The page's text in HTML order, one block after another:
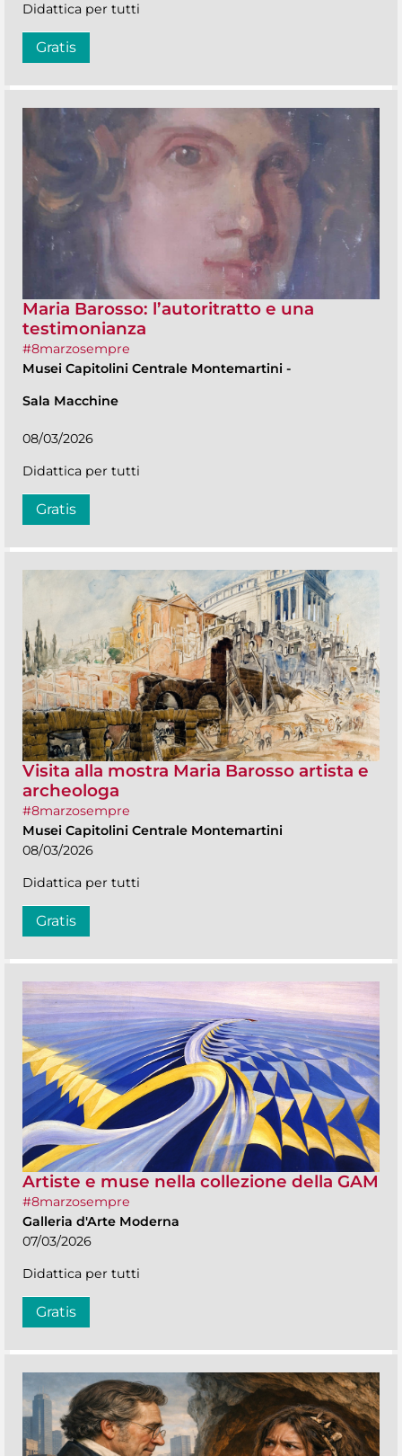
Didattica per tutti
Gratis
Maria Barosso: l’autoritratto e una
testimonianza
#8marzosempre
Musei Capitolini Centrale Montemartini -
Sala Macchine
08/03/2026
Didattica per tutti
Gratis
Visita alla mostra Maria Barosso artista e
archeologa
#8marzosempre
Musei Capitolini Centrale Montemartini
08/03/2026
Didattica per tutti
Gratis
Artiste e muse nella collezione della GAM
#8marzosempre
Galleria d'Arte Moderna
07/03/2026
Didattica per tutti
Gratis